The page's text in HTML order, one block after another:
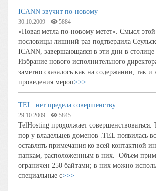
ICANN звучит по-новому
30.10.2009 5884
«Новая метла по-новому метет». Смысл
пословицы лишний раз подтвердила
ICANN, завершающаяся в эти дни в
Избрание нового исполнительного
заметно сказалось как на содержании, так и
проведения мероп>>>
TEL: нет предела совершенству
29.10.2009 5845
TelHosting продолжает совершенствоваться.
пор у владельцев доменов .TEL появилась
оставлять примечания ко всей контактной
папкам, расположенным в них. Объем
ограничен 250 байтами; в них можно
специальные с>>>